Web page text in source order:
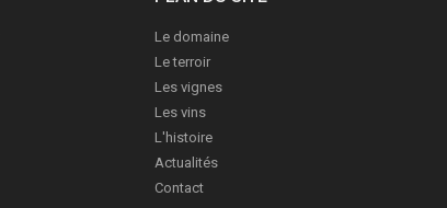
Le domaine
Le terroir
Les vignes
Les vins
L'histoire
Actualités
Contact